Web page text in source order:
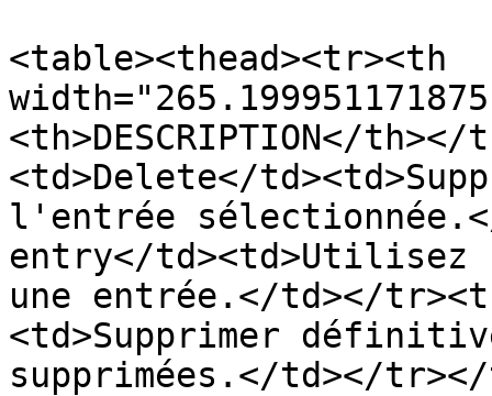
<table><thead><tr><th
<th>DESCRIPTION</
<td>Delete</
l'entrée
entry</td><td>Utilisez
une entrée.</td></
<td>Supprimer
supprimées.</td></